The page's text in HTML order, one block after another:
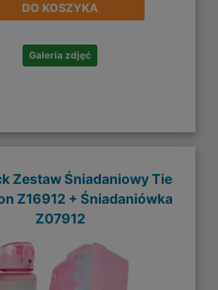
DO KOSZYKA
Galeria zdjęć
Zestaw Śniadaniowy Tie
Z16912 + Śniadaniówka
Z07912